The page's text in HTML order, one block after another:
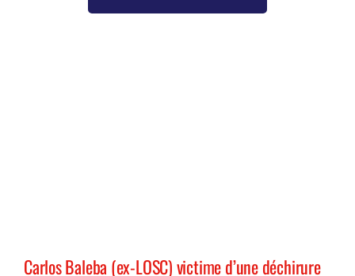
Carlos Baleba (ex-LOSC) victime d’une déchirure